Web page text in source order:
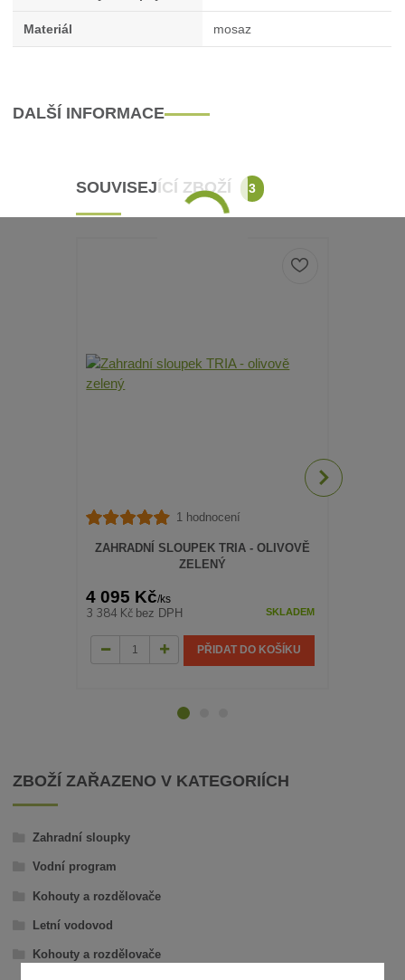
Materiál mosaz
DALŠÍ INFORMACE
SOUVISEJÍCÍ ZBOŽÍ 3
1 hodnocení
ZAHRADNÍ SLOUPEK TRIA - OLIVOVĚ
ZELENÝ
4 095 Kč/ks
3 384 Kč bez DPH SKLADEM
PŘIDAT DO KOŠÍKU
ZBOŽÍ ZAŘAZENO V KATEGORIÍCH
Zahradní sloupky
Vodní program
Kohouty a rozdělovače
Letní vodovod
Kohouty a rozdělovače